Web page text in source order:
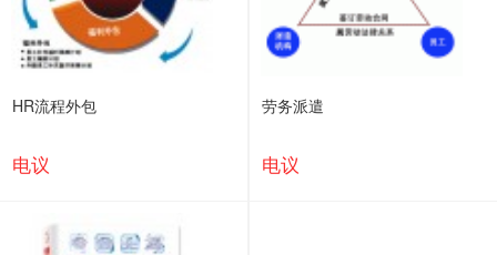
HR流程外包
电议
劳务派遣
电议